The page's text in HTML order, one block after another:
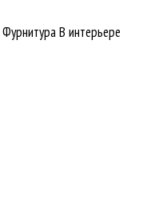
ФурнитураВ интерьере